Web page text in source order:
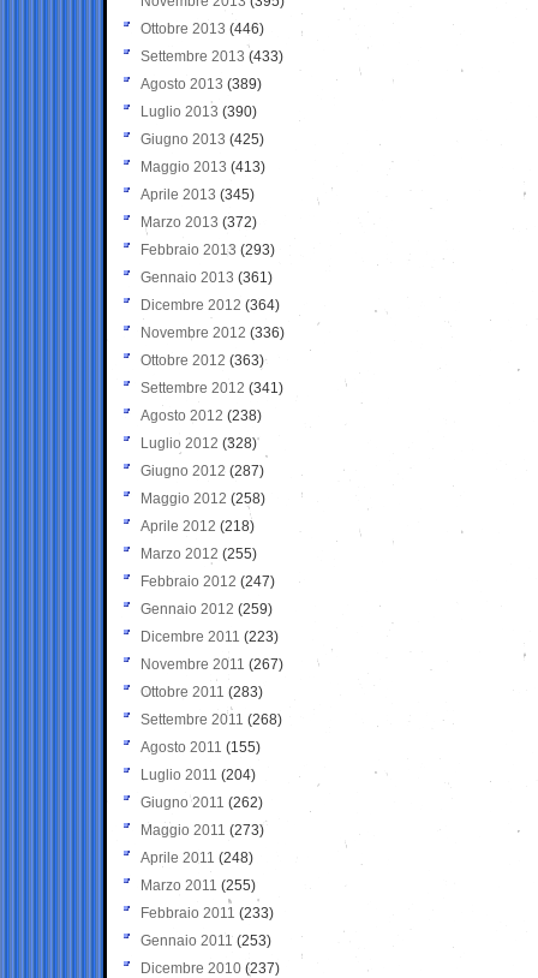
Ottobre 2013 (446)
Settembre 2013 (433)
Agosto 2013 (389)
Luglio 2013 (390)
Giugno 2013 (425)
Maggio 2013 (413)
Aprile 2013 (345)
Marzo 2013 (372)
Febbraio 2013 (293)
Gennaio 2013 (361)
Dicembre 2012 (364)
Novembre 2012 (336)
Ottobre 2012 (363)
Settembre 2012 (341)
Agosto 2012 (238)
Luglio 2012 (328)
Giugno 2012 (287)
Maggio 2012 (258)
Aprile 2012 (218)
Marzo 2012 (255)
Febbraio 2012 (247)
Gennaio 2012 (259)
Dicembre 2011 (223)
Novembre 2011 (267)
Ottobre 2011 (283)
Settembre 2011 (268)
Agosto 2011 (155)
Luglio 2011 (204)
Giugno 2011 (262)
Maggio 2011 (273)
Aprile 2011 (248)
Marzo 2011 (255)
Febbraio 2011 (233)
Gennaio 2011 (253)
Dicembre 2010 (237)